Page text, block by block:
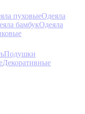
пуховыеОдеяла
бамбукОдеяла
Подушки
Декоративные